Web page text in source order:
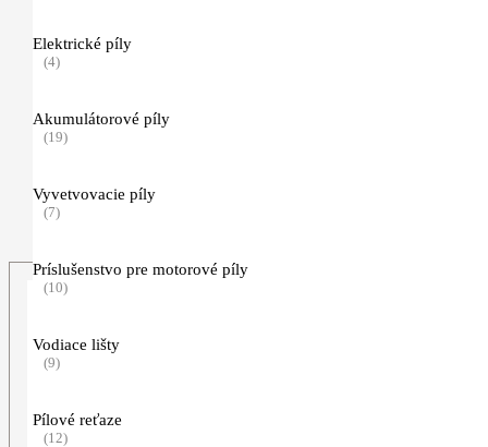
Traky, opasky a príslušenstvo
Nezaradené
(2)
(123)
Elektrické píly
(4)
Akumulátorové píly
(19)
Vyvetvovacie píly
(7)
Príslušenstvo pre motorové píly
(10)
Vodiace lišty
(9)
Pílové reťaze
(12)